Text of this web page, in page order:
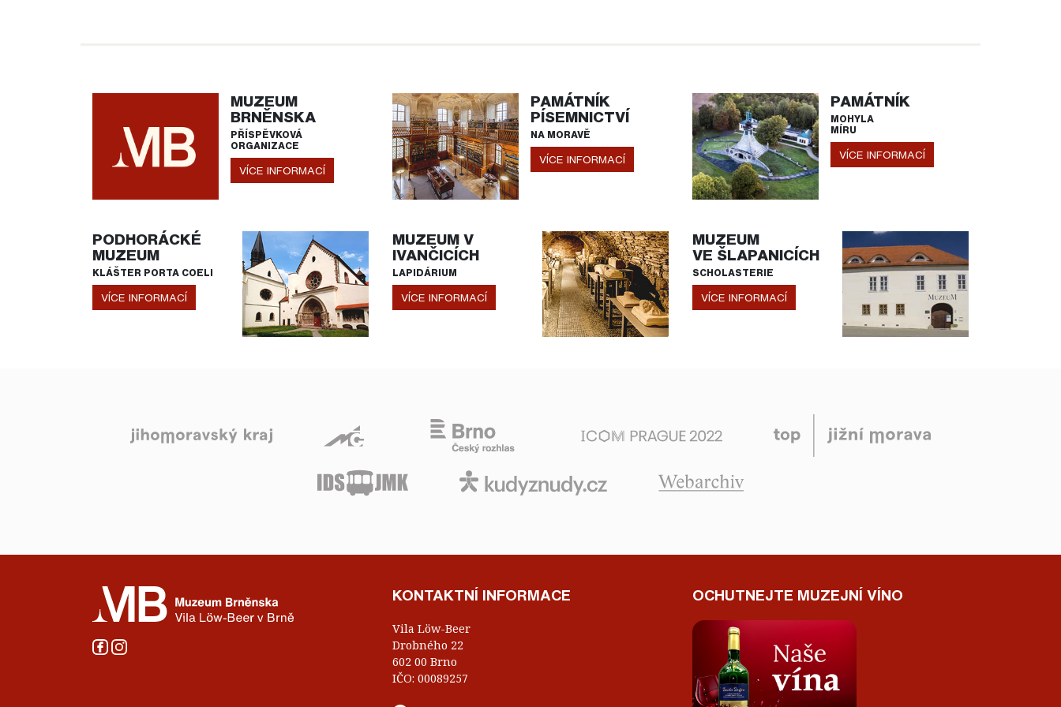
MUZEUM
BRNĚNSKA
PŘÍSPĚVKOVÁ
ORGANIZACE
VÍCE INFORMACÍ
PAMÁTNÍK
PÍSEMNICTVÍ
NA MORAVĚ
VÍCE INFORMACÍ
PAMÁTNÍK
MOHYLA
MÍRU
VÍCE INFORMACÍ
PODHORÁCKÉ
MUZEUM
KLÁŠTER PORTA COELI
VÍCE INFORMACÍ
MUZEUM V
IVANČICÍCH
LAPIDÁRIUM
VÍCE INFORMACÍ
MUZEUM
VE ŠLAPANICÍCH
SCHOLASTERIE
VÍCE INFORMACÍ
KONTAKTNÍ INFORMACE
Vila Löw-Beer
Drobného 22
602 00 Brno
IČO: 00089257
OCHUTNEJTE MUZEJNÍ VÍNO